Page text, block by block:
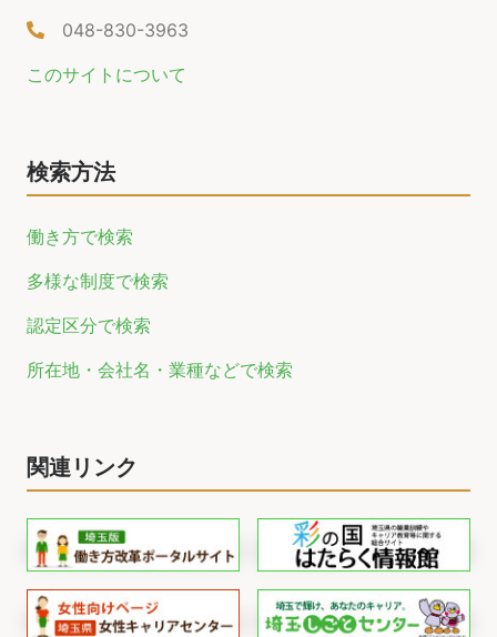
048-830-3963
このサイトについて
検索方法
働き方で検索
多様な制度で検索
認定区分で検索
所在地・会社名・業種などで検索
関連リンク